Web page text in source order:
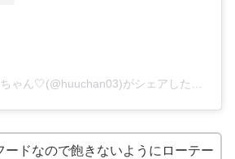
ードなので飽きないようにローテー